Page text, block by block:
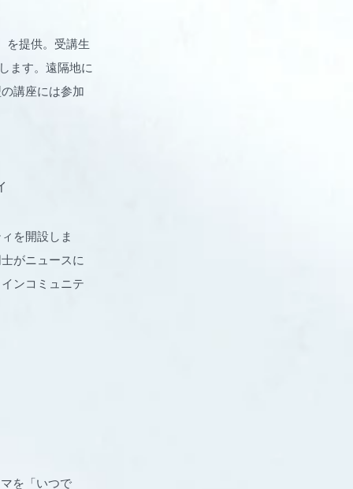
を提供。受講生
ます。遠隔地に
講座には参加
を開設しま
がニュースに
ンコミュニテ
を「いつで